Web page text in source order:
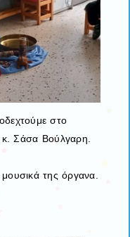
στο
κ. Σάσα Βούλγαρη.
της όργανα.